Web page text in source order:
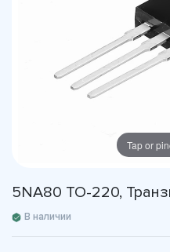
Tap or
5NA80 TO-220,
В наличии